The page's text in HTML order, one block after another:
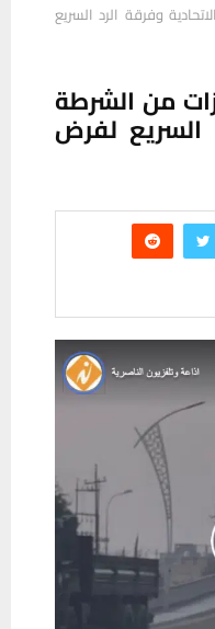
وفرقة الرد السريع
من الشرطة
السريع لفرض